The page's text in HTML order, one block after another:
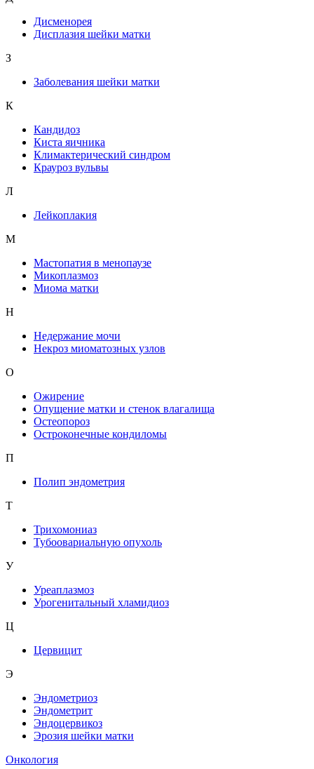
Дисменорея
Дисплазия шейки матки
З
Заболевания шейки матки
К
Кандидоз
Киста яичника
Климактерический синдром
Крауроз вульвы
Л
Лейкоплакия
М
Мастопатия в менопаузе
Микоплазмоз
Миома матки
Н
Недержание мочи
Некроз миоматозных узлов
О
Ожирение
Опущение матки и стенок влагалища
Остеопороз
Остроконечные кондиломы
П
Полип эндометрия
Т
Трихомониаз
Тубоовариальную опухоль
У
Уреаплазмоз
Урогенитальный хламидиоз
Ц
Цервицит
Э
Эндометриоз
Эндометрит
Эндоцервикоз
Эрозия шейки матки
Онкология